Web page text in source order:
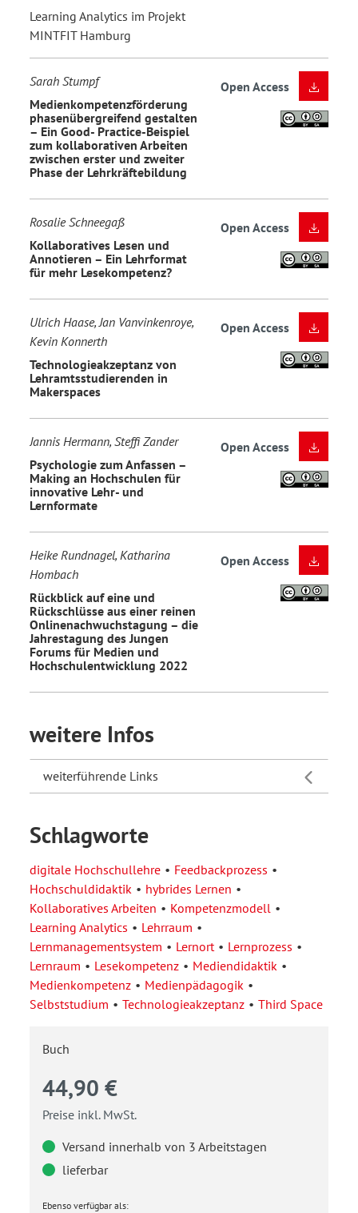
Learning Analytics im Projekt
MINTFIT Hamburg
Sarah Stumpf
Medienkompetenzförderung
phasenübergreifend gestalten
– Ein Good- Practice-Beispiel
zum kollaborativen Arbeiten
zwischen erster und zweiter
Phase der Lehrkräftebildung
Open Access
Rosalie Schneegaß
Kollaboratives Lesen und
Annotieren – Ein Lehrformat
für mehr Lesekompetenz?
Open Access
Ulrich Haase, Jan Vanvinkenroye,
Kevin Konnerth
Technologieakzeptanz von
Lehramtsstudierenden in
Makerspaces
Open Access
Jannis Hermann, Steffi Zander
Psychologie zum Anfassen –
Making an Hochschulen für
innovative Lehr- und
Lernformate
Open Access
Heike Rundnagel, Katharina
Hombach
Rückblick auf eine und
Rückschlüsse aus einer reinen
Onlinenachwuchstagung – die
Jahrestagung des Jungen
Forums für Medien und
Hochschulentwicklung 2022
Open Access
weitere Infos
weiterführende Links
Schlagworte
digitale Hochschullehre
Feedbackprozess
Hochschuldidaktik
hybrides Lernen
Kollaboratives Arbeiten
Kompetenzmodell
Learning Analytics
Lehrraum
Lernmanagementsystem
Lernort
Lernprozess
Lernraum
Lesekompetenz
Mediendidaktik
Medienkompetenz
Medienpädagogik
Selbststudium
Technologieakzeptanz Third Space
Buch
44,90 €
Preise inkl. MwSt.
Versand innerhalb von 3 Arbeitstagen
lieferbar
Ebenso verfügbar als: